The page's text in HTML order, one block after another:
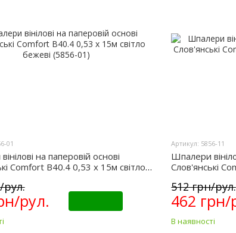
01
на паперовій основі
Comfort B40.4 0,53 х 15м світло
рул.
рул.
Артикул: 5856-11
Шпалери
Слов'янські
512 грн/рул.
462 грн/
В наявності